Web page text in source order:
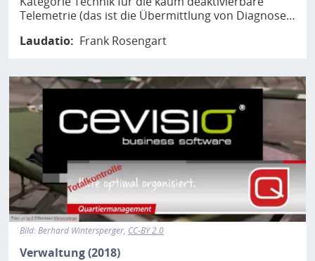
Telemetrie (das ist die Übermittlung von Diagnose…
Laudatio
Frank Rosengart
Bild
Bild:Berhard Wintersperger CC-BY 2.0
Verwaltung (2018)